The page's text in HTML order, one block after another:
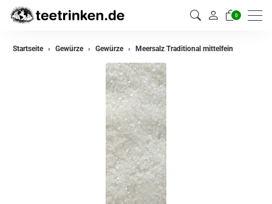
0
zurück
Startseite Gewürze Gewürze Meersalz Traditional mittelfein